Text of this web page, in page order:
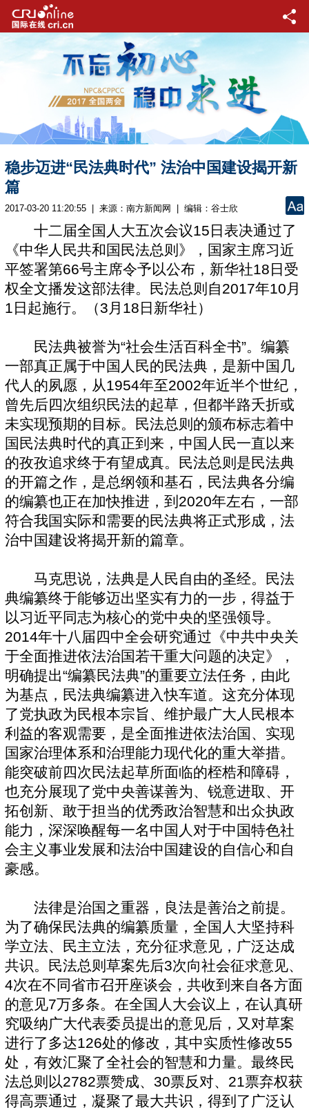
稳步迈进“民法典时代” 法治中国建设揭开新
篇
2017-03-20 11:20:55 | 来源：南方新闻网 | 编辑：谷士欣
十二届全国人大五次会议15日表决通过了
《中华人民共和国民法总则》，国家主席习近
平签署第66号主席令予以公布，新华社18日受
权全文播发这部法律。民法总则自2017年10月
1日起施行。（3月18日新华社）
民法典被誉为“社会生活百科全书”。编纂
一部真正属于中国人民的民法典，是新中国几
代人的夙愿，从1954年至2002年近半个世纪，
曾先后四次组织民法的起草，但都半路夭折或
未实现预期的目标。民法总则的颁布标志着中
国民法典时代的真正到来，中国人民一直以来
的孜孜追求终于有望成真。民法总则是民法典
的开篇之作，是总纲领和基石，民法典各分编
的编纂也正在加快推进，到2020年左右，一部
符合我国实际和需要的民法典将正式形成，法
治中国建设将揭开新的篇章。
马克思说，法典是人民自由的圣经。民法
典编纂终于能够迈出坚实有力的一步，得益于
以习近平同志为核心的党中央的坚强领导。
2014年十八届四中全会研究通过《中共中央关
于全面推进依法治国若干重大问题的决定》，
明确提出“编纂民法典”的重要立法任务，由此
为基点，民法典编纂进入快车道。这充分体现
了党执政为民根本宗旨、维护最广大人民根本
利益的客观需要，是全面推进依法治国、实现
国家治理体系和治理能力现代化的重大举措。
能突破前四次民法起草所面临的桎梏和障碍，
也充分展现了党中央善谋善为、锐意进取、开
拓创新、敢于担当的优秀政治智慧和出众执政
能力，深深唤醒每一名中国人对于中国特色社
会主义事业发展和法治中国建设的自信心和自
豪感。
法律是治国之重器，良法是善治之前提。
为了确保民法典的编纂质量，全国人大坚持科
学立法、民主立法，充分征求意见，广泛达成
共识。民法总则草案先后3次向社会征求意见、
4次在不同省市召开座谈会，共收到来自各方面
的意见7万多条。在全国人大会议上，在认真研
究吸纳广大代表委员提出的意见后，又对草案
进行了多达126处的修改，其中实质性修改55
处，有效汇聚了全社会的智慧和力量。最终民
法总则以2782票赞成、30票反对、21票弃权获
得高票通过，凝聚了最大共识，得到了广泛认